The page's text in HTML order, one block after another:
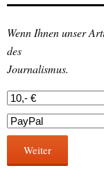
Wenn Ihnen unser
des
Journalismus.
Weiter